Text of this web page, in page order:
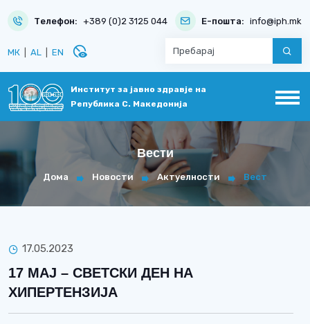
Телефон: +389 (0)2 3125 044 Е-пошта: info@iph.mk
МК AL EN disabled_visible
Институт за јавно здравје на
Република С. Македонија
Вести
Дома Новости Актуелности Вест
17.05.2023
17 МАЈ – СВЕТСКИ ДЕН НА
ХИПЕРТЕНЗИЈА